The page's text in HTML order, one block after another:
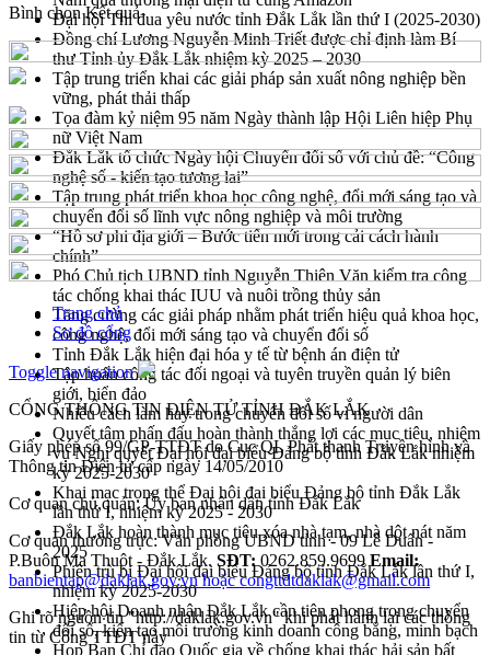
Đại hội Thi đua yêu nước tỉnh Đắk Lắk lần thứ I (2025-2030)
Đồng chí Lương Nguyễn Minh Triết được chỉ định làm Bí
thư Tỉnh ủy Đắk Lắk nhiệm kỳ 2025 – 2030
Tập trung triển khai các giải pháp sản xuất nông nghiệp bền
vững, phát thải thấp
Tọa đàm kỷ niệm 95 năm Ngày thành lập Hội Liên hiệp Phụ
nữ Việt Nam
Đắk Lắk tổ chức Ngày hội Chuyển đổi số với chủ đề: “Công
nghệ số - kiến tạo tương lai”
Tập trung phát triển khoa học công nghệ, đổi mới sáng tạo và
chuyển đổi số lĩnh vực nông nghiệp và môi trường
“Hồ sơ phi địa giới – Bước tiến mới trong cải cách hành
chính”
Phó Chủ tịch UBND tỉnh Nguyễn Thiên Văn kiểm tra công
tác chống khai thác IUU và nuôi trồng thủy sản
Tăng cường các giải pháp nhằm phát triển hiệu quả khoa học,
công nghệ, đổi mới sáng tạo và chuyển đổi số
Tỉnh Đắk Lắk hiện đại hóa y tế từ bệnh án điện tử
Tập huấn công tác đối ngoại và tuyên truyền quản lý biên
giới, biển đảo
Nhiều cách làm hay trong chuyển đổi số vì người dân
Quyết tâm phấn đấu hoàn thành thắng lợi các mục tiêu, nhiệm
vụ Nghị quyết Đại hội đại biểu Đảng bộ tỉnh Đắk Lắk nhiệm
kỳ 2025-2030
Khai mạc trọng thể Đại hội đại biểu Đảng bộ tỉnh Đắk Lắk
lần thứ I, nhiệm kỳ 2025 - 2030
Đắk Lắk hoàn thành mục tiêu xóa nhà tạm, nhà dột nát năm
2025
Phiên trù bị Đại hội đại biểu Đảng bộ tỉnh Đắk Lắk lần thứ I,
nhiệm kỳ 2025-2030
Hiệp hội Doanh nhân Đắk Lắk cần tiên phong trong chuyển
đổi số, kiến tạo môi trường kinh doanh công bằng, minh bạch
Họp Ban Chỉ đạo Quốc gia về chống khai thác hải sản bất
Bình chọnKết quả
Trang chủ
Sơ đồ cổng
Toggle navigation
CỔNG THÔNG TIN ĐIỆN TỬ TỈNH ĐẮK LẮK
Giấy phép số 99/GP-TTĐT do Cục QL Phát thanh Truyền hình và
Thông tin Điện tử cấp ngày 14/05/2010
Cơ quan chủ quản: Ủy ban nhân dân tỉnh Đắk Lắk
Cơ quan thường trực: Văn phòng UBND tỉnh - 09 Lê Duẩn -
P.Buôn Ma Thuột - Đắk Lắk. SĐT: 0262.859.9699Email:
banbientap@daklak.gov.vn hoặc congttdtdaklak@gmail.com
Ghi rõ nguồn tin "http://daklak.gov.vn" khi phát hành lại các thông
tin từ Cổng TTĐT này